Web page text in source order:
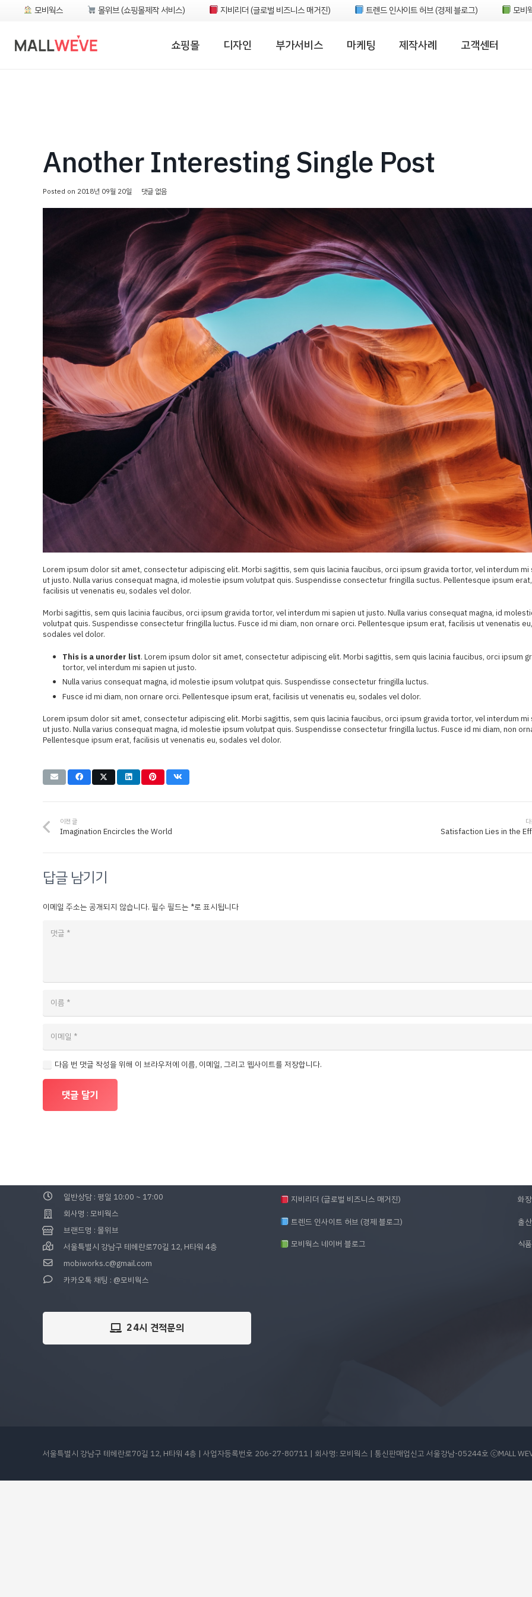
모비웍스 몰위브 (쇼핑몰제작 서비스) 지비리더 (글로벌 비즈니스 매거진) 트렌드 인사이트 허브 (경제 블로그) 모비
쇼핑몰 디자인 부가서비스 마케팅 제작사례 고객센터
Another Interesting Single Post
Posted on 2018년 09월 20일 댓글 없음
Lorem ipsum dolor sit amet, consectetur adipiscing elit. Morbi sagittis, sem quis lacinia faucibus, orci ipsum gravida tortor, vel interdum mi
ut justo. Nulla varius consequat magna, id molestie ipsum volutpat quis. Suspendisse consectetur fringilla suctus. Pellentesque ipsum erat,
facilisis ut venenatis eu, sodales vel dolor.
Morbi sagittis, sem quis lacinia faucibus, orci ipsum gravida tortor, vel interdum mi sapien ut justo. Nulla varius consequat magna, id
volutpat quis. Suspendisse consectetur fringilla luctus. Fusce id mi diam, non ornare orci. Pellentesque ipsum erat, facilisis ut venenatis eu,
sodales vel dolor.
This is a unorder list. Lorem ipsum dolor sit amet, consectetur adipiscing elit. Morbi sagittis, sem quis lacinia faucibus, orci ipsum
tortor, vel interdum mi sapien ut justo.
Nulla varius consequat magna, id molestie ipsum volutpat quis. Suspendisse consectetur fringilla luctus.
Fusce id mi diam, non ornare orci. Pellentesque ipsum erat, facilisis ut venenatis eu, sodales vel dolor.
Lorem ipsum dolor sit amet, consectetur adipiscing elit. Morbi sagittis, sem quis lacinia faucibus, orci ipsum gravida tortor, vel interdum mi
ut justo. Nulla varius consequat magna, id molestie ipsum volutpat quis. Suspendisse consectetur fringilla luctus. Fusce id mi diam, non
Pellentesque ipsum erat, facilisis ut venenatis eu, sodales vel dolor.
이전 글
Imagination Encircles the World Satisfaction Lies in the
답글 남기기
이메일 주소는 공개되지 않습니다. 필수 필드는 *로 표시됩니다
다음 번 댓글 작성을 위해 이 브라우저에 이름, 이메일, 그리고 웹사이트를 저장합니다.
댓글 달기
일반상담 : 평일 10:00 ~ 17:00
회사명 : 모비웍스
브랜드명 : 몰위브
서울특별시 강남구 테헤란로70길 12, H타워 4층
mobiworks.c@gmail.com
카카오톡 채팅 : @모비웍스
24시 견적문의
지비리더 (글로벌 비즈니스 매거진)
트렌드 인사이트 허브 (경제 블로그)
모비웍스 네이버 블로그
화
출
식
서울특별시 강남구 테헤란로70길 12, H타워 4층 | 사업자등록번호 206-27-80711 | 회사명: 모비웍스 | 통신판매업신고 서울강남-05244호 ⒸMALL